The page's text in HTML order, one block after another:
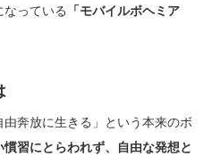
っている
「モバイルボヘミア
奔放に生きる」という本来のボ
慣習にとらわれず、自由な発想と